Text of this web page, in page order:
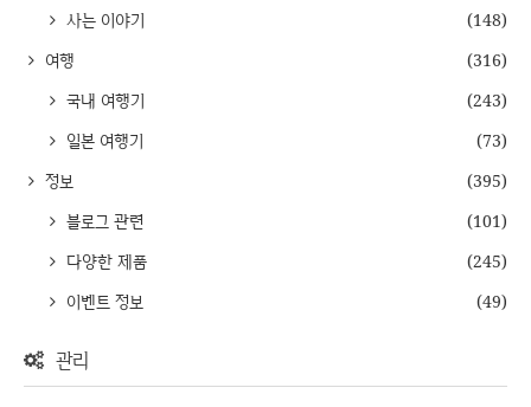
사는 이야기
(148)
여행
(316)
국내 여행기
(243)
일본 여행기
(73)
정보
(395)
블로그 관련
(101)
다양한 제품
(245)
이벤트 정보
(49)
관리